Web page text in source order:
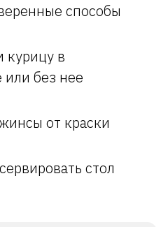
способы
курицу в
без нее
от краски
стол